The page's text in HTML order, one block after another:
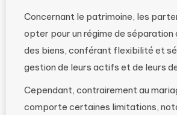
Concernant le patrimoine, les
opter pour un régime de séparation
des biens, conférant flexibilité et
gestion de leurs actifs et de leurs
Cependant, contrairement au
comporte certaines limitations,